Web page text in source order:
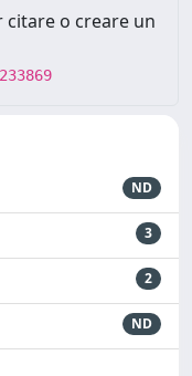
o creare un
ND
3
2
ND